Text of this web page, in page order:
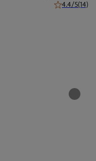
4.4/5(14)